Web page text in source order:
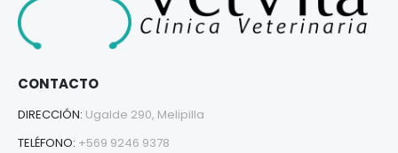
CONTACTO
DIRECCIÓN: Ugalde 290, Melipilla
TELÉFONO: +569 9246 9378